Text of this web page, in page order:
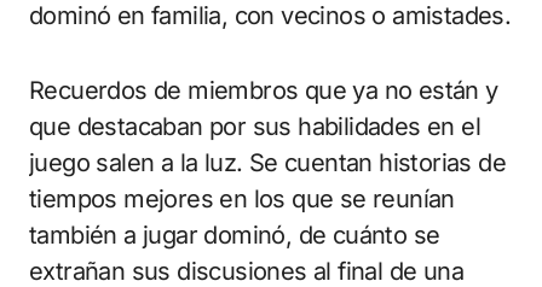
dominó en familia, con vecinos o amistades.
Recuerdos de miembros que ya no están y
que destacaban por sus habilidades en el
juego salen a la luz. Se cuentan historias de
tiempos mejores en los que se reunían
también a jugar dominó, de cuánto se
extrañan sus discusiones al final de una